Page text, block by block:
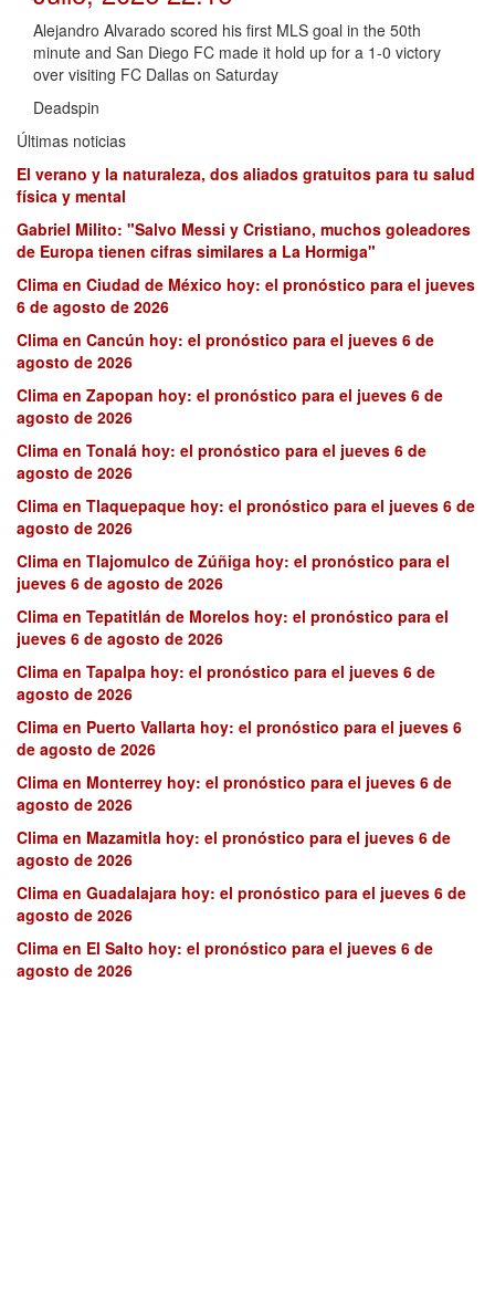
Alejandro Alvarado scored his first MLS goal in the 50th
minute and San Diego FC made it hold up for a 1-0 victory
over visiting FC Dallas on Saturday
Deadspin
Últimas noticias
El verano y la naturaleza, dos aliados gratuitos para tu salud
física y mental
Gabriel Milito: "Salvo Messi y Cristiano, muchos goleadores
de Europa tienen cifras similares a La Hormiga"
Clima en Ciudad de México hoy: el pronóstico para el jueves
6 de agosto de 2026
Clima en Cancún hoy: el pronóstico para el jueves 6 de
agosto de 2026
Clima en Zapopan hoy: el pronóstico para el jueves 6 de
agosto de 2026
Clima en Tonalá hoy: el pronóstico para el jueves 6 de
agosto de 2026
Clima en Tlaquepaque hoy: el pronóstico para el jueves 6 de
agosto de 2026
Clima en Tlajomulco de Zúñiga hoy: el pronóstico para el
jueves 6 de agosto de 2026
Clima en Tepatitlán de Morelos hoy: el pronóstico para el
jueves 6 de agosto de 2026
Clima en Tapalpa hoy: el pronóstico para el jueves 6 de
agosto de 2026
Clima en Puerto Vallarta hoy: el pronóstico para el jueves 6
de agosto de 2026
Clima en Monterrey hoy: el pronóstico para el jueves 6 de
agosto de 2026
Clima en Mazamitla hoy: el pronóstico para el jueves 6 de
agosto de 2026
Clima en Guadalajara hoy: el pronóstico para el jueves 6 de
agosto de 2026
Clima en El Salto hoy: el pronóstico para el jueves 6 de
agosto de 2026